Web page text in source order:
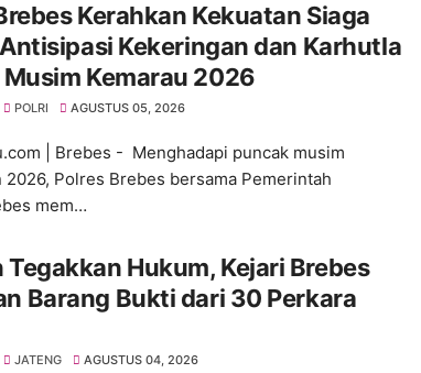
Kerahkan Kekuatan Siaga
Kekeringan dan Karhutla
Kemarau 2026
POLRI AGUSTUS 05, 2026
| Brebes - Menghadapi puncak musim
2026, Polres Brebes bersama Pemerintah
mem…
Tegakkan Hukum, Kejari Brebes
Barang Bukti dari 30 Perkara
JATENG AGUSTUS 04, 2026